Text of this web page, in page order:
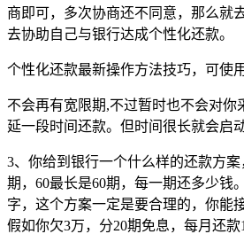
商即可，多次协商还不同意，那么就
去协助自己与银行达成个性化还款。
个性化还款最新操作方法技巧，可使
不会再有宽限期,不过暂时也不会对你
延一段时间还款。但时间很长就会启
3、你给到银行一个什么样的还款方
期，60最长是60期，每一期还多少钱
字，这个方案一定是要合理的，你能
假如你欠3万，分20期免息，每月还